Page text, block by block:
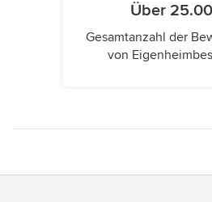
Über
Gesamtanzahl der
von